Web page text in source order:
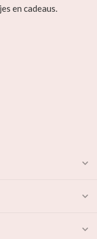
en cadeaus.